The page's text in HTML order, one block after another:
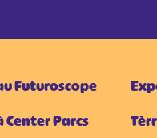
Futuroscope
Center Parcs